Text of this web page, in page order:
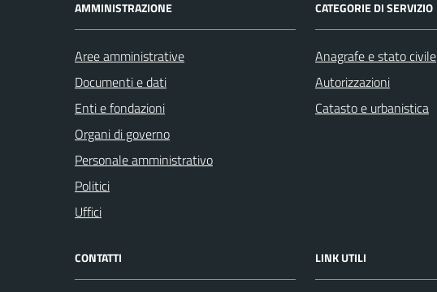
AMMINISTRAZIONE
Aree amministrative
Documenti e dati
Enti e fondazioni
Organi di governo
Personale amministrativo
Politici
Uffici
CATEGORIE DI SERVIZIO
Anagrafe e stato civile
Autorizzazioni
Catasto e urbanistica
CONTATTI LINK UTILI